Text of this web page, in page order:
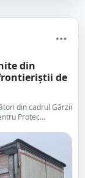
din
de
din cadrul Gărzii
Protec...